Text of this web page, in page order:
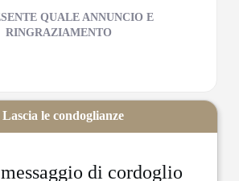
QUALE ANNUNCIO E
RINGRAZIAMENTO
di cordoglio
Lascia le condoglianze